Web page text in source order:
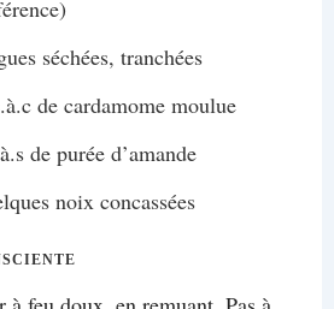
séchées, tranchées
de cardamome moulue
de purée d’amande
noix concassées